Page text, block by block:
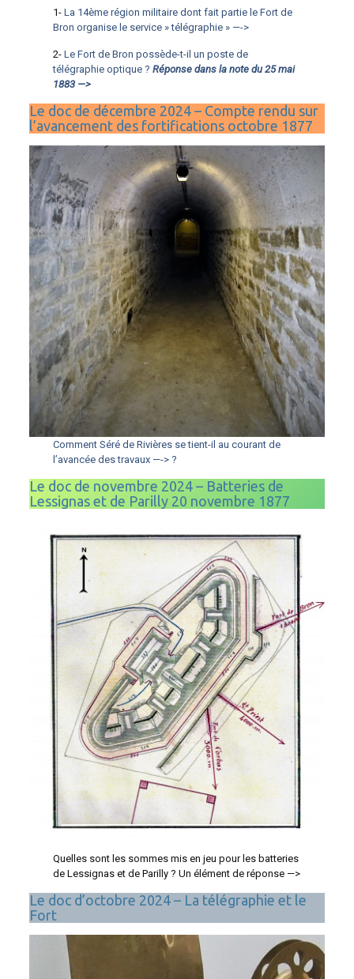
1- La 14ème région militaire dont fait partie le Fort de
Bron organise le service » télégraphie » —->
2- Le Fort de Bron possède-t-il un poste de
télégraphie optique ? Réponse dans la note du 25 mai
1883 —>
Le doc de décembre 2024 – Compte rendu sur
l’avancement des fortifications octobre 1877
Comment Séré de Rivières se tient-il au courant de
l’avancée des travaux —-> ?
Le doc de novembre 2024 – Batteries de
Lessignas et de Parilly 20 novembre 1877
Quelles sont les sommes mis en jeu pour les batteries
de Lessignas et de Parilly ? Un élément de réponse —>
Le doc d’octobre 2024 – La télégraphie et le
Fort